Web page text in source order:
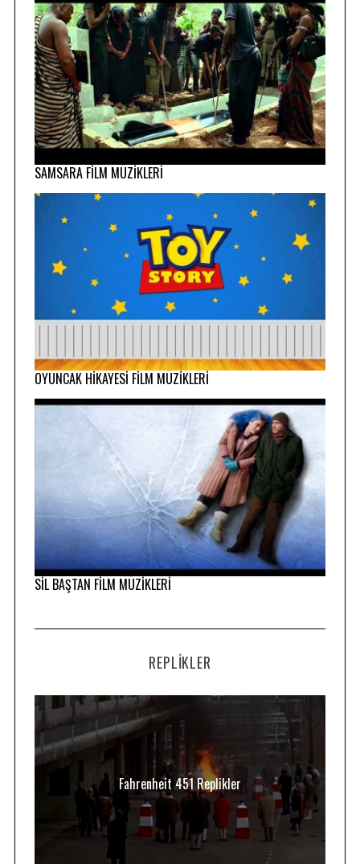
SAMSARA FİLM MÜZİKLERİ
OYUNCAK HİKAYESİ FİLM MÜZİKLERİ
SİL BAŞTAN FİLM MÜZİKLERİ
REPLIKLER
Fahrenheit 451 Replikler